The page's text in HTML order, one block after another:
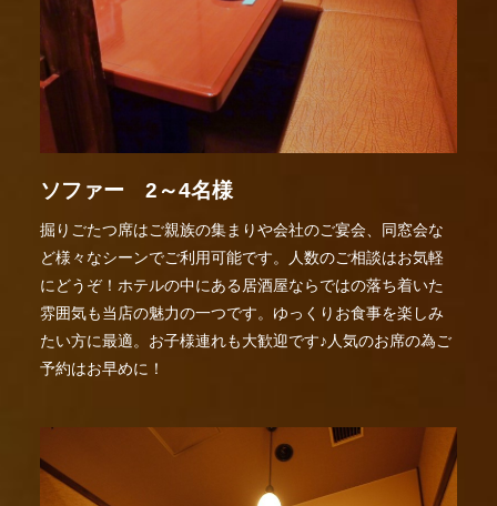
ソファー 2～4名様
掘りごたつ席はご親族の集まりや会社のご宴会、同窓会な
ど様々なシーンでご利用可能です。人数のご相談はお気軽
にどうぞ！ホテルの中にある居酒屋ならではの落ち着いた
雰囲気も当店の魅力の一つです。ゆっくりお食事を楽しみ
たい方に最適。お子様連れも大歓迎です♪人気のお席の為ご
予約はお早めに！